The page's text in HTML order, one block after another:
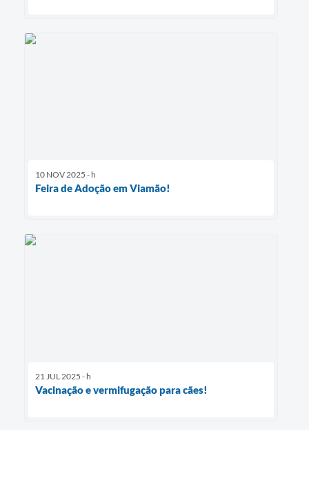
10 NOV 2025 - h
Feira de Adoção em Viamão!
21 JUL 2025 - h
Vacinação e vermifugação para cães!